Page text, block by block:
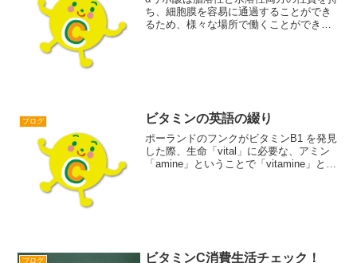
ち、細胞膜を容易に通過することができ
るため、様々な場所で働くことができま
ブログ ビタミンの英語の綴り
ポーランドのフンクがビタミンB1 を発見
した際、生命「vital」に必要な、アミン
「amine」ということで「vitamine」と命
ブログ ビタミンC消費生活チェック！